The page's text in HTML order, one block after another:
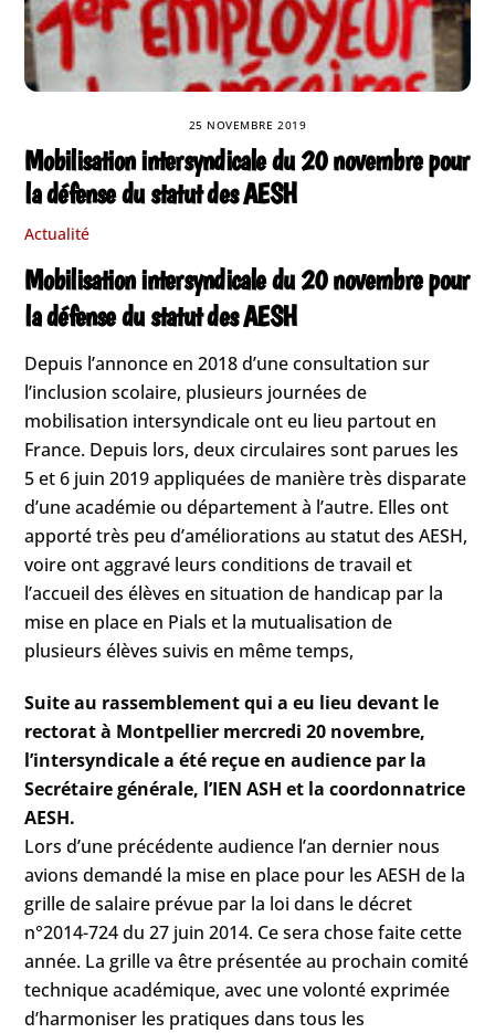
25 NOVEMBRE 2019
Mobilisation intersyndicale du 20 novembre pour
la défense du statut des AESH
Actualité
Mobilisation intersyndicale du 20 novembre pour
la défense du statut des AESH
Depuis l’annonce en 2018 d’une consultation sur
l’inclusion scolaire, plusieurs journées de
mobilisation intersyndicale ont eu lieu partout en
France. Depuis lors, deux circulaires sont parues les
5 et 6 juin 2019 appliquées de manière très disparate
d’une académie ou département à l’autre. Elles ont
apporté très peu d’améliorations au statut des AESH,
voire ont aggravé leurs conditions de travail et
l’accueil des élèves en situation de handicap par la
mise en place en Pials et la mutualisation de
plusieurs élèves suivis en même temps,
Suite au rassemblement qui a eu lieu devant le
rectorat à Montpellier mercredi 20 novembre,
l’intersyndicale a été reçue en audience par la
Secrétaire générale, l’IEN ASH et la coordonnatrice
AESH.
Lors d’une précédente audience l’an dernier nous
avions demandé la mise en place pour les AESH de la
grille de salaire prévue par la loi dans le décret
n°2014-724 du 27 juin 2014. Ce sera chose faite cette
année. La grille va être présentée au prochain comité
technique académique, avec une volonté exprimée
d’harmoniser les pratiques dans tous les